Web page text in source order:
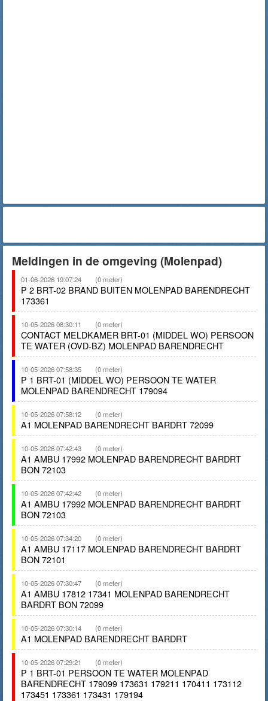
Meldingen in de omgeving (Molenpad)
01-06-2026 19:07:24 (0 meter)
P 2 BRT-02 BRAND BUITEN MOLENPAD BARENDRECHT
173361
10-05-2026 08:30:11 (0 meter)
CONTACT MELDKAMER BRT-01 (MIDDEL WO) PERSOON
TE WATER (OVD-BZ) MOLENPAD BARENDRECHT
10-05-2026 07:58:35 (0 meter)
P 1 BRT-01 (MIDDEL WO) PERSOON TE WATER
MOLENPAD BARENDRECHT 179094
10-05-2026 07:58:12 (0 meter)
A1 MOLENPAD BARENDRECHT BARDRT 72099
10-05-2026 07:42:43 (0 meter)
A1 AMBU 17992 MOLENPAD BARENDRECHT BARDRT
BON 72103
10-05-2026 07:42:42 (0 meter)
A1 AMBU 17992 MOLENPAD BARENDRECHT BARDRT
BON 72103
10-05-2026 07:34:20 (0 meter)
A1 AMBU 17117 MOLENPAD BARENDRECHT BARDRT
BON 72101
10-05-2026 07:30:47 (0 meter)
A1 AMBU 17812 17341 MOLENPAD BARENDRECHT
BARDRT BON 72099
10-05-2026 07:30:14 (0 meter)
A1 MOLENPAD BARENDRECHT BARDRT
10-05-2026 07:29:21 (0 meter)
P 1 BRT-01 PERSOON TE WATER MOLENPAD
BARENDRECHT 179099 173631 179211 170411 173112
173451 173361 173431 179194